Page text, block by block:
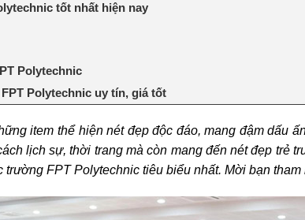
tốt nhất hiện nay
Polytechnic
Polytechnic uy tín, giá tốt
item thể hiện nét đẹp độc đáo, mang đậm dấu
lịch sự, thời trang mà còn mang đến nét đẹp trẻ
FPT Polytechnic tiêu biểu nhất. Mời bạn tham